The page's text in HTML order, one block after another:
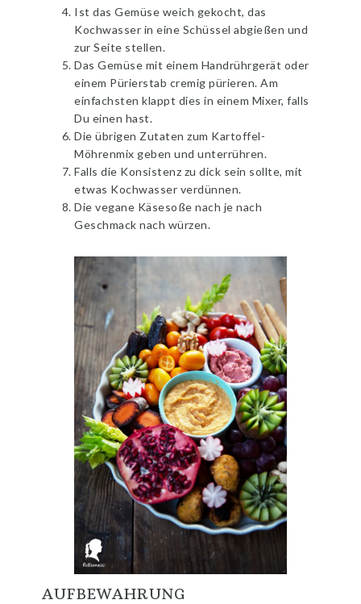
Ist das Gemüse weich gekocht, das
Kochwasser in eine Schüssel abgießen und
zur Seite stellen.
Das Gemüse mit einem Handrührgerät oder
einem Pürierstab cremig pürieren. Am
einfachsten klappt dies in einem Mixer, falls
Du einen hast.
Die übrigen Zutaten zum Kartoffel-
Möhrenmix geben und unterrühren.
Falls die Konsistenz zu dick sein sollte, mit
etwas Kochwasser verdünnen.
Die vegane Käsesoße nach je nach
Geschmack nach würzen.
AUFBEWAHRUNG